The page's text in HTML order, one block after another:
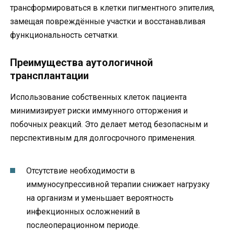
трансформироваться в клетки пигментного эпителия,
замещая повреждённые участки и восстанавливая
функциональность сетчатки.
Преимущества аутологичной
трансплантации
Использование собственных клеток пациента
минимизирует риски иммунного отторжения и
побочных реакций. Это делает метод безопасным и
перспективным для долгосрочного применения.
Отсутствие необходимости в
иммуносупрессивной терапии снижает нагрузку
на организм и уменьшает вероятность
инфекционных осложнений в
послеоперационном периоде.